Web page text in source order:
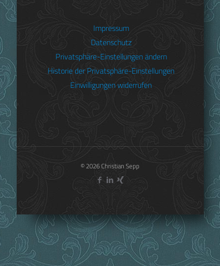
Königin Caroline von Bayern – Büste von Franz Jakob
Schwanthaler, copyright: Bayerisches
Nationalmuseum
Impressum
Datenschutz
Privatsphäre-Einstellungen ändern
Historie der Privatsphäre-Einstellungen
Einwilligungen widerrufen
© 2026 Christian Sepp